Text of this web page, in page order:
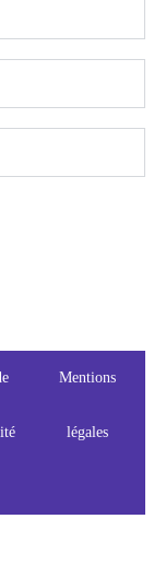
Mentions
légales